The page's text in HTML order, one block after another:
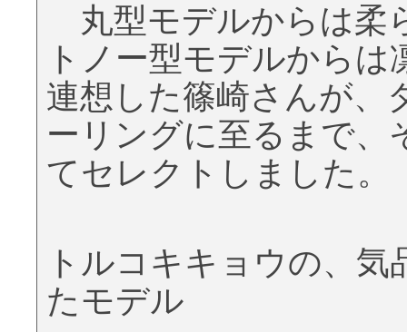
丸型モデルからは柔
トノー型モデルから
連想した篠崎さんが、
ーリングに至るまで、
てセレクトしました。
トルコキキョウの、
たモデル